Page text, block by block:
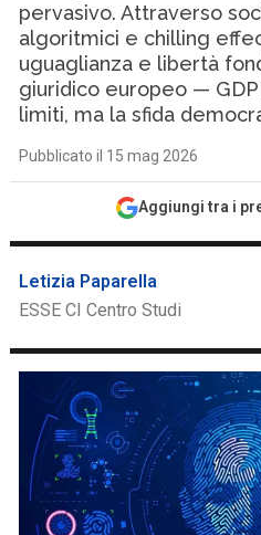
pervasivo. Attraverso
algoritmici e chilling
uguaglianza e libertà
giuridico europeo —
limiti, ma la sfida
Pubblicato il 15 mag 2026
Aggiungi tra i
Letizia Paparella
ESSE CI Centro Studi